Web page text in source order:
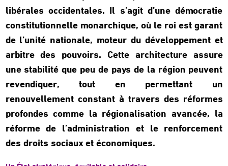
libérales occidentales. Il s’agit d’une démocratie
constitutionnelle monarchique, où le roi est garant
de l’unité nationale, moteur du développement et
arbitre des pouvoirs. Cette architecture assure
une stabilité que peu de pays de la région peuvent
revendiquer, tout en permettant un
renouvellement constant à travers des réformes
profondes comme la régionalisation avancée, la
réforme de l’administration et le renforcement
des droits sociaux et économiques.